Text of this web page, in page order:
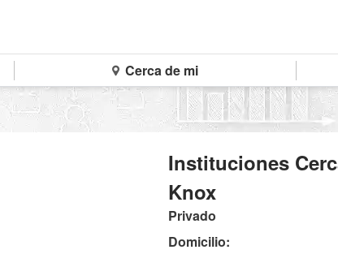
Cerca de mi
Instituciones
Knox
Privado
Domicilio: